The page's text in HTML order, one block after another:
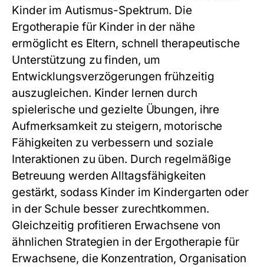
Kinder im Autismus-Spektrum. Die
Ergotherapie für Kinder in der nähe
ermöglicht es Eltern, schnell therapeutische
Unterstützung zu finden, um
Entwicklungsverzögerungen frühzeitig
auszugleichen. Kinder lernen durch
spielerische und gezielte Übungen, ihre
Aufmerksamkeit zu steigern, motorische
Fähigkeiten zu verbessern und soziale
Interaktionen zu üben. Durch regelmäßige
Betreuung werden Alltagsfähigkeiten
gestärkt, sodass Kinder im Kindergarten oder
in der Schule besser zurechtkommen.
Gleichzeitig profitieren Erwachsene von
ähnlichen Strategien in der Ergotherapie für
Erwachsene, die Konzentration, Organisation